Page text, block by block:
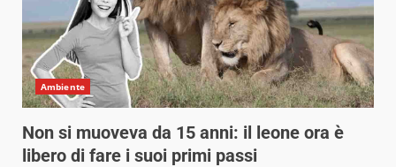
Ambiente
Non si muoveva da 15 anni: il leone ora è
libero di fare i suoi primi passi